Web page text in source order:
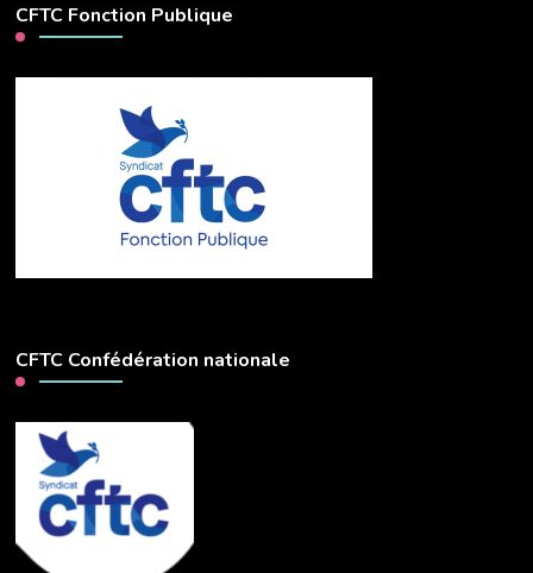
CFTC Fonction Publique
CFTC Confédération nationale